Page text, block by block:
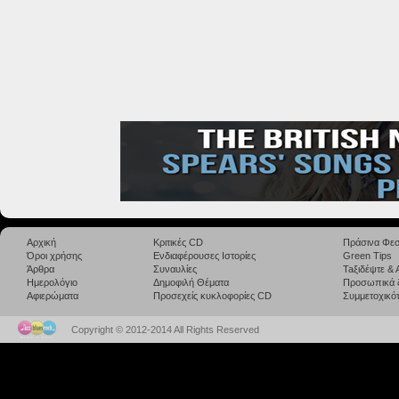
Αρχική
Όροι χρήσης
Άρθρα
Ημερολόγιο
Αφιερώματα
Κριτικές CD
Ενδιαφέρουσες Ιστορίες
Συναυλίες
Δημοφιλή Θέματα
Προσεχείς κυκλοφορίες CD
Πράσινα
Green Tips
Taξιδέψτε
Προσωπικά
Copyright © 2012-2014 All Rights Reserved